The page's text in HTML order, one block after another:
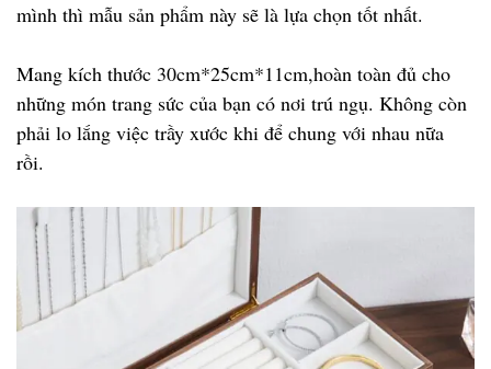
mình thì mẫu sản phẩm này sẽ là lựa chọn tốt nhất.
Mang kích thước 30cm*25cm*11cm,hoàn toàn đủ cho
những món trang sức của bạn có nơi trú ngụ. Không còn
phải lo lắng việc trầy xước khi để chung với nhau nữa
rồi.